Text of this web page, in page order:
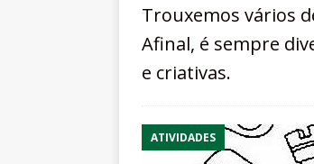
Trouxemos vários
Afinal, é sempre
e criativas.
ATIVIDADES